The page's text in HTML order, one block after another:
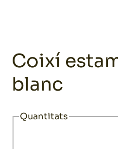
Coixí
blanc
Quantitats